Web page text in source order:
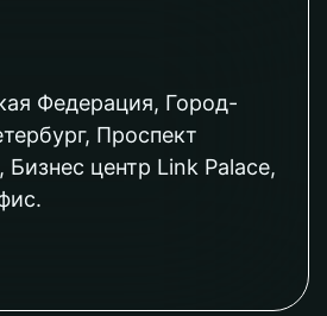
Федерация, Город-
Проспект
Бизнес центр Link Palace,